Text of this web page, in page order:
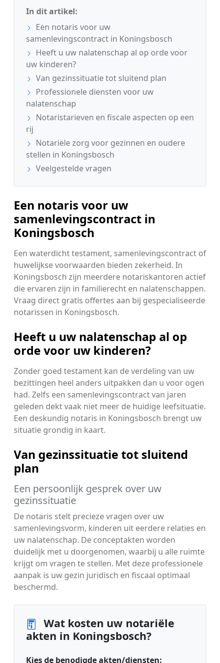
In dit artikel:
Een notaris voor uw
samenlevingscontract in Koningsbosch
Heeft u uw nalatenschap al op orde voor
uw kinderen?
Van gezinssituatie tot sluitend plan
Professionele diensten voor uw
nalatenschap
Notaristarieven en fiscale aspecten op een
rij
Notariële zorg voor gezinnen en oudere
stellen in Koningsbosch
Veelgestelde vragen
Een notaris voor uw
samenlevingscontract in
Koningsbosch
Een waterdicht testament, samenlevingscontract of
huwelijkse voorwaarden bieden zekerheid. In
Koningsbosch zijn meerdere notariskantoren actief
die ervaren zijn in familierecht en nalatenschappen.
Vraag direct gratis offertes aan bij gespecialiseerde
notarissen in Koningsbosch.
Heeft u uw nalatenschap al op
orde voor uw kinderen?
Zonder goed testament kan de verdeling van uw
bezittingen heel anders uitpakken dan u voor ogen
had. Zelfs een samenlevingscontract van jaren
geleden dekt vaak niet meer de huidige leefsituatie.
Een deskundig notaris in Koningsbosch brengt uw
situatie grondig in kaart.
Van gezinssituatie tot sluitend
plan
Een persoonlijk gesprek over uw
gezinssituatie
De notaris stelt precieze vragen over uw
samenlevingsvorm, kinderen uit eerdere relaties en
uw nalatenschap. De conceptakten worden
duidelijk met u doorgenomen, waarbij u alle ruimte
krijgt om vragen te stellen. Met deze professionele
aanpak is uw gezin juridisch en fiscaal optimaal
beschermd.
Wat kosten uw notariële
akten in Koningsbosch?
Kies de benodigde akten/diensten: